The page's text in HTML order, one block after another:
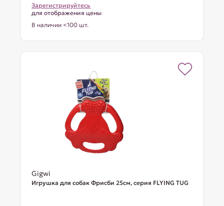
Зарегистрируйтесь
для отображения цены
В наличии <100 шт.
Gigwi
Игрушка для собак Фрисби 25см, серия FLYING TUG